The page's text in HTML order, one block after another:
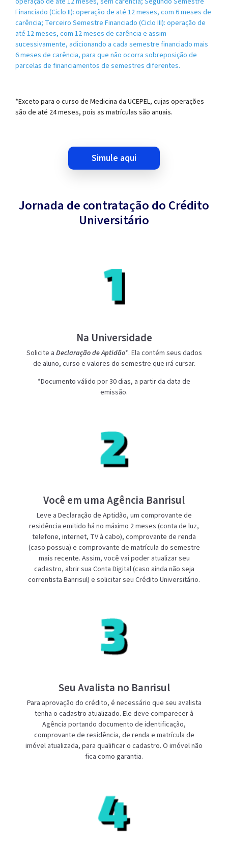
Financiado (Ciclo II): operação de até 12 meses, com 6 meses de
carência; Terceiro Semestre Financiado (Ciclo III): operação de
até 12 meses, com 12 meses de carência e assim
sucessivamente, adicionando a cada semestre financiado mais
6 meses de carência, para que não ocorra sobreposição de
parcelas de financiamentos de semestres diferentes.
*Exceto para o curso de Medicina da UCEPEL, cujas operações
são de até 24 meses, pois as matrículas são anuais.
simule aqui
Jornada de contratação do Crédito
Universitário
Na Universidade
Solicite a Declaração de Aptidão*. Ela contém seus dados
de aluno, curso e valores do semestre que irá cursar.
*Documento válido por 30 dias, a partir da data de
emissão.
Você em uma Agência Banrisul
Leve a Declaração de Aptidão, um comprovante de
residência emitido há no máximo 2 meses (conta de luz,
telefone, internet, TV à cabo), comprovante de renda
(caso possua) e comprovante de matrícula do semestre
mais recente. Assim, você vai poder atualizar seu
cadastro, abrir sua Conta Digital (caso ainda não seja
correntista Banrisul) e solicitar seu Crédito Universitário.
Seu Avalista no Banrisul
Para aprovação do crédito, é necessário que seu avalista
tenha o cadastro atualizado. Ele deve comparecer à
Agência portando documento de identificação,
comprovante de residência, de renda e matrícula de
imóvel atualizada, para qualificar o cadastro. O imóvel não
fica como garantia.